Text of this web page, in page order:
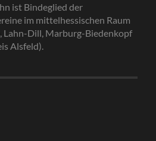
ist Bindeglied der
im mittelhessischen Raum
Lahn-Dill, Marburg-Biedenkopf
Alsfeld).